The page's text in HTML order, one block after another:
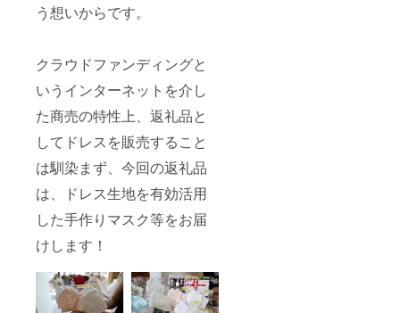
う想いからです。
クラウドファンディングと
いうインターネットを介し
た商売の特性上、返礼品と
してドレスを販売すること
は馴染まず、今回の返礼品
は、ドレス生地を有効活用
した手作りマスク等をお届
けします！